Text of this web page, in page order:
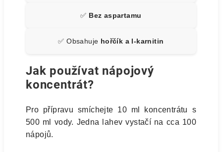
✅ Bez aspartamu
✅ Obsahuje hořčík a l-karnitin
Jak používat nápojový
koncentrát?
Pro přípravu smíchejte 10 ml koncentrátu s
500 ml vody. Jedna lahev vystačí na cca 100
nápojů.